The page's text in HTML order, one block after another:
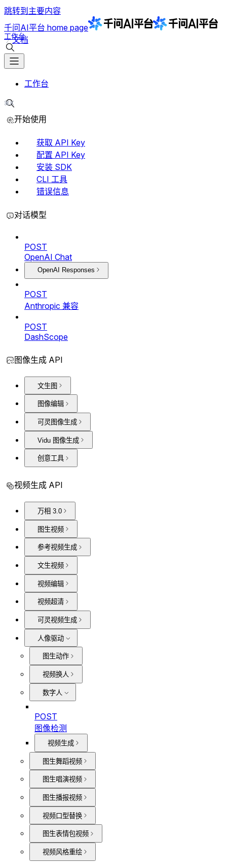
跳转到主要内容
千问AI平台 home page
文档
工作台
工作台
⌘K
开始使用
获取 API Key
配置 API Key
安装 SDK
CLI 工具
错误信息
对话模型
POST
OpenAI Chat
OpenAI Responses
POST
Anthropic 兼容
POST
DashScope
图像生成 API
文生图
图像编辑
可灵图像生成
Vidu 图像生成
创意工具
视频生成 API
万相 3.0
图生视频
参考视频生成
文生视频
视频编辑
视频超清
可灵视频生成
人像驱动
图生动作
视频换人
数字人
POST
图像检测
视频生成
图生舞蹈视频
图生唱演视频
图生播报视频
视频口型替换
图生表情包视频
视频风格重绘